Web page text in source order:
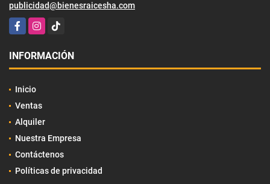
publicidad@bienesraicesha.com
FacebookInstagram
TikTok
INFORMACIÓN
Inicio
Ventas
Alquiler
Nuestra Empresa
Contáctenos
Políticas de privacidad